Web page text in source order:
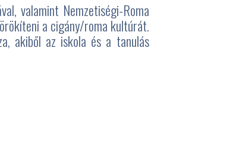
valamint Nemzetiségi-Roma
a cigány/roma kultúrát.
akiből az iskola és a tanulás